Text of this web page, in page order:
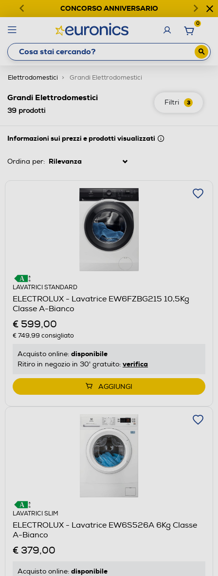
CONCORSO ANNIVERSARIO
0
Elettrodomestici Grandi Elettrodomestici
Filtri 3
Grandi Elettrodomestici
39 prodotti
Informazioni sui prezzi e prodotti visualizzati
Ordina per:
LAVATRICI STANDARD
ELECTROLUX - Lavatrice EW6FZBG215 10,5Kg
Classe A-Bianco
€ 599,00
€ 749,99 consigliato
Acquisto online: disponibile
Ritiro in negozio in 30' gratuito: verifica
AGGIUNGI
LAVATRICI SLIM
ELECTROLUX - Lavatrice EW6S526A 6Kg Classe
A-Bianco
€ 379,00
Acquisto online: disponibile